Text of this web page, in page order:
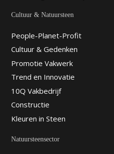
Cultuur & Natuursteen
People-Planet-Profit
Cultuur & Gedenken
Promotie Vakwerk
Trend en Innovatie
10Q Vakbedrijf
Constructie
Kleuren in Steen
Natuursteensector